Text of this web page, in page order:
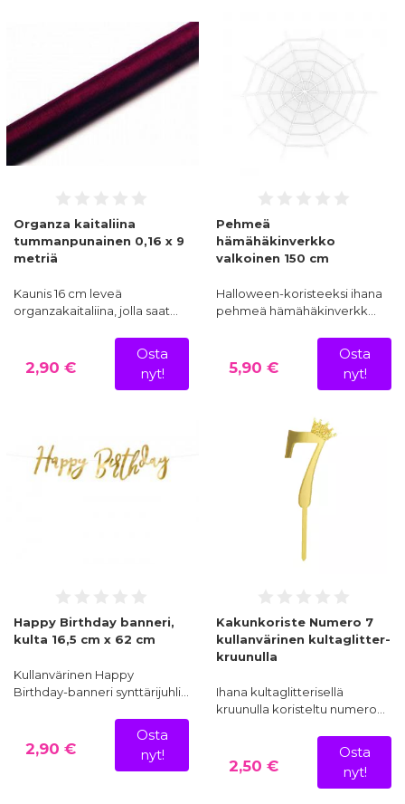
Organza kaitaliina
tummanpunainen 0,16 x 9
metriä
Kaunis 16 cm leveä
organzakaitaliina, jolla saat…
2,90 €
Osta
nyt!
Pehmeä
hämähäkinverkko
valkoinen 150 cm
Halloween-koristeeksi ihana
pehmeä hämähäkinverkk…
5,90 €
Osta
nyt!
Happy Birthday banneri,
kulta 16,5 cm x 62 cm
Kullanvärinen Happy
Birthday-banneri synttärijuhli…
2,90 €
Osta
nyt!
Kakunkoriste Numero 7
kullanvärinen kultaglitter-
kruunulla
Ihana kultaglitterisellä
kruunulla koristeltu numero…
2,50 €
Osta
nyt!